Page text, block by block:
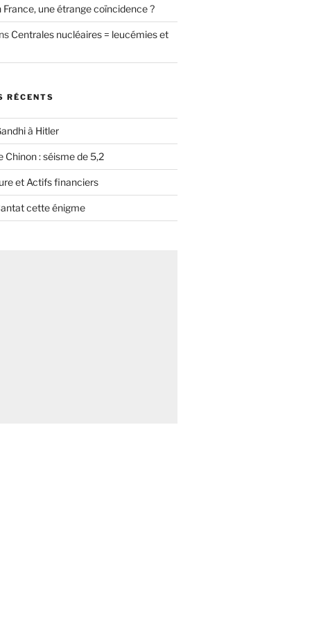
France, une étrange coïncidence ?
Centrales nucléaires = leucémies et
RÉCENTS
à Hitler
Chinon : séisme de 5,2
et Actifs financiers
cette énigme